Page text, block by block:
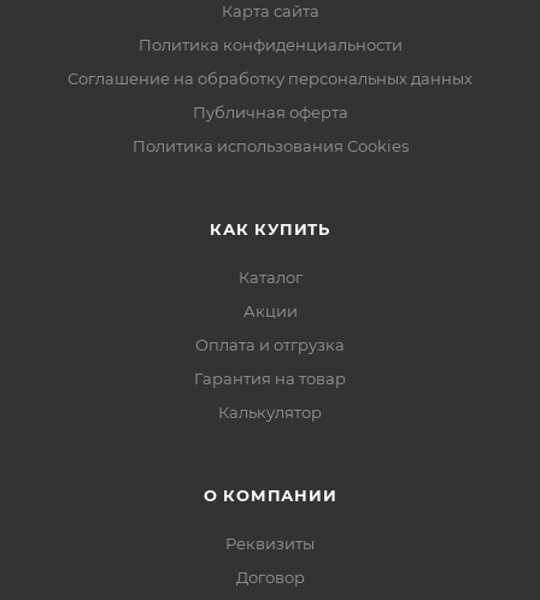
Карта сайта
Политика конфиденциальности
Соглашение на обработку персональных данных
Публичная оферта
Политика использования Cookies
КАК КУПИТЬ
Каталог
Акции
Оплата и отгрузка
Гарантия на товар
Калькулятор
О КОМПАНИИ
Реквизиты
Договор